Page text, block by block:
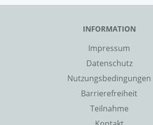
INFORMATION
Impressum
Datenschutz
Nutzungsbedingungen
Barrierefreiheit
Teilnahme